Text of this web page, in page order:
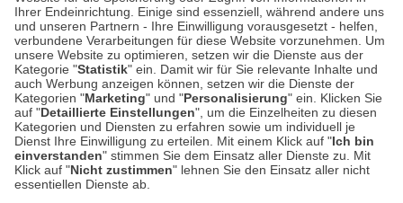
Ihrer Endeinrichtung. Einige sind essenziell, während andere uns
und unseren Partnern - Ihre Einwilligung vorausgesetzt - helfen,
verbundene Verarbeitungen für diese Website vorzunehmen. Um
unsere Website zu optimieren, setzen wir die Dienste aus der
Kategorie "Statistik" ein. Damit wir für Sie relevante Inhalte und
auch Werbung anzeigen können, setzen wir die Dienste der
Kategorien "Marketing" und "Personalisierung" ein. Klicken Sie
auf "Detaillierte Einstellungen", um die Einzelheiten zu diesen
Kategorien und Diensten zu erfahren sowie um individuell je
Dienst Ihre Einwilligung zu erteilen. Mit einem Klick auf "Ich bin
einverstanden" stimmen Sie dem Einsatz aller Dienste zu. Mit
Klick auf "Nicht zustimmen" lehnen Sie den Einsatz aller nicht
essentiellen Dienste ab.
Auf dem Steinbüchel 6
53340 Meckenheim
Montag bis Samstag 9:00 Uhr bis 18:00 Uhr
weitere Information
Hier finden Sie uns im Netz